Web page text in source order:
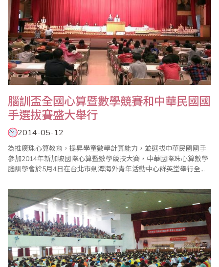
腦訓盃全國心算暨數學競賽和中華民國國
手選拔賽盛大舉行
2014-05-12
為推廣珠心算教育，提昇學童數學計算能力，並選拔中華民國國手
參加2014年新加坡國際心算暨數學競技大賽，中華國際珠心算數學
腦訓學會於5月4日在台北市劍潭海外青年活動中心群英堂舉行全國
面盛大，圓滿結束。